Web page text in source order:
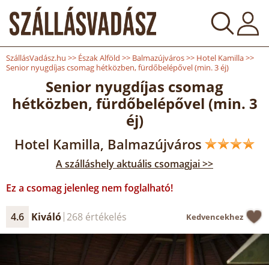
SzállásVadász.hu >> Észak Alföld >> Balmazújváros>> Hotel Kamilla>>
Senior nyugdíjas csomag hétközben, fürdőbelépővel (min. 3 éj)
Senior nyugdíjas csomag
hétközben, fürdőbelépővel (min. 3
éj)
Hotel Kamilla, Balmazújváros
A szálláshely aktuális csomagjai >>
Ez a csomag jelenleg nem foglalható!
4.6 Kiváló 268 értékelés Kedvencekhez